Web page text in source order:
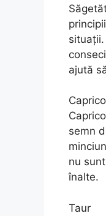
ajută
semn
nu
înalte.
Taur